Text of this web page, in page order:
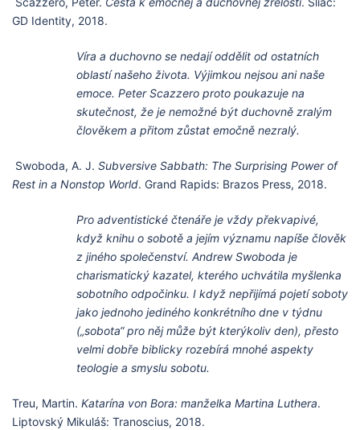
GD Identity, 2018.
Víra a duchovno se nedají oddělit od ostatních
oblastí našeho života. Výjimkou nejsou ani naše
emoce. Peter Scazzero proto poukazuje na
skutečnost, že je nemožné být duchovně zralým
člověkem a přitom zůstat emočně nezralý.
Swoboda, A. J. Subversive Sabbath: The Surprising Power of
Rest in a Nonstop World. Grand Rapids: Brazos Press, 2018.
Pro adventistické čtenáře je vždy překvapivé,
když knihu o sobotě a jejím významu napíše člověk
z jiného společenství. Andrew Swoboda je
charismatický kazatel, kterého uchvátila myšlenka
sobotního odpočinku. I když nepřijímá pojetí soboty
jako jednoho jediného konkrétního dne v týdnu
(„sobota“ pro něj může být kterýkoliv den), přesto
velmi dobře biblicky rozebírá mnohé aspekty
teologie a smyslu sobotu.
Treu, Martin. Katarína von Bora: manželka Martina Luthera.
Liptovský Mikuláš: Tranoscius, 2018.